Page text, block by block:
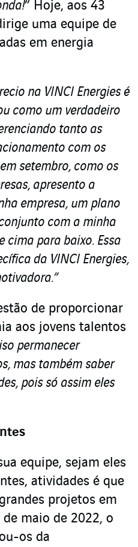
” Hoje, aos 43
uma equipe de
em energia
na VINCI Energies é
como um verdadeiro
tanto as
com os
setembro, como os
apresento a
empresa, um plano
com a minha
cima para baixo. Essa
da VINCI Energies,
de proporcionar
aos jovens talentos
permanecer
mas também saber
pois só assim eles
equipe, sejam eles
atividades é que
projetos em
maio de 2022, o
os da